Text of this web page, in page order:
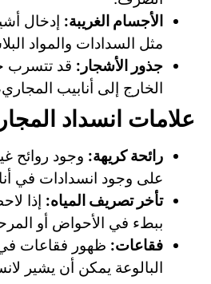
الأجسام الغريبة: إدخال
مثل السدادات والمواد
جذور الأشجار: قد تتسرب
الخارج إلى أنابيب
علامات انسداد
رائحة كريهة: وجود روائح
على وجود انسدادات في
تأخر تصريف المياه: إذا
ببطء في الأحواض أو
فقاعات: ظهور فقاعات
البالوعة يمكن أن يشير